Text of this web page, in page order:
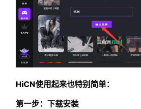
HiCN使用起来也特别简单：
第一步：下载安装